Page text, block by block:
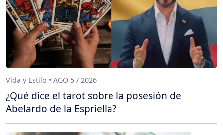
Vida y Estilo • AGO 5 / 2026
¿Qué dice el tarot sobre la posesión de
Abelardo de la Espriella?